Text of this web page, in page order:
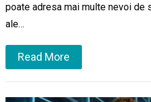
poate adresa mai multe nevoi de
ale…
Read More